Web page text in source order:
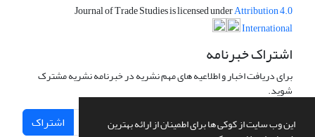
این وب سایت از کوکی ها برای اطمینان از ارائه بهترین
Journal of Trade Studies is licensed underAttribution 4.0
International
اشتراک خبرنامه
برای دریافت اخبار و اطلاعیه های مهم نشریه در خبرنامه نشریه مشترک
شوید.
اشتراک